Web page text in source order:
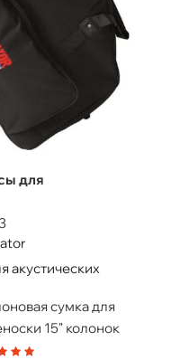
для
акустических
сумка для
15" колонок